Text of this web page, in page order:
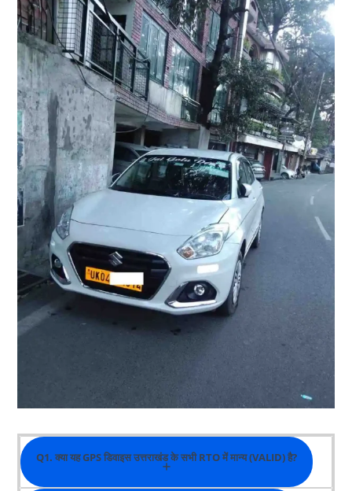
Q1. क्या यह GPS डिवाइस उत्तराखंड के सभी RTO में मान्य (VALID) है?